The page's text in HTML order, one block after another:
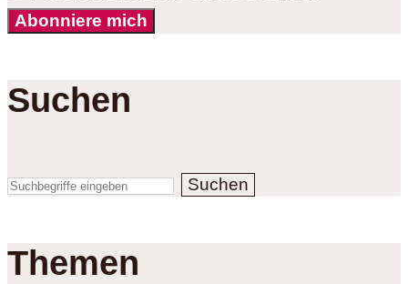
Abonniere mich
Suchen
Suchen
Themen